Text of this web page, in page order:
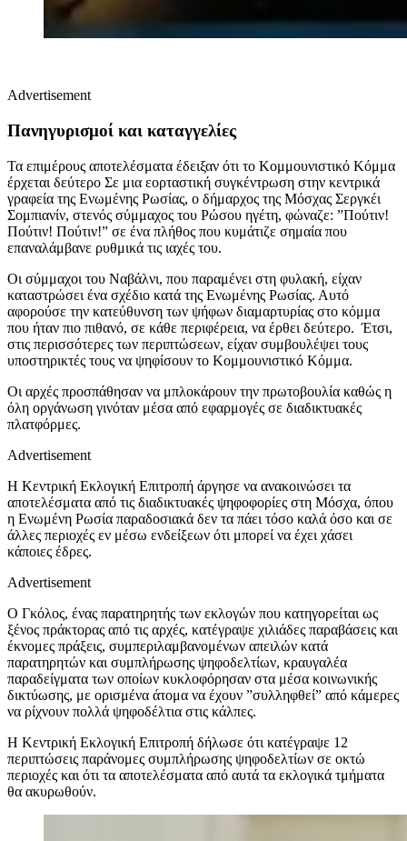
Advertisement
Πανηγυρισμοί και καταγγελίες
Τα επιμέρους αποτελέσματα έδειξαν ότι το Κομμουνιστικό Κόμμα
έρχεται δεύτερο Σε μια εορταστική συγκέντρωση στην κεντρικά
γραφεία της Ενωμένης Ρωσίας, ο δήμαρχος της Μόσχας Σεργκέι
Σομπιανίν, στενός σύμμαχος του Ρώσου ηγέτη, φώναζε: ”Πούτιν!
Πούτιν! Πούτιν!” σε ένα πλήθος που κυμάτιζε σημαία που
επαναλάμβανε ρυθμικά τις ιαχές του.
Οι σύμμαχοι του Ναβάλνι, που παραμένει στη φυλακή, είχαν
καταστρώσει ένα σχέδιο κατά της Ενωμένης Ρωσίας. Αυτό
αφορούσε την κατεύθυνση των ψήφων διαμαρτυρίας στο κόμμα
που ήταν πιο πιθανό, σε κάθε περιφέρεια, να έρθει δεύτερο. Έτσι,
στις περισσότερες των περιπτώσεων, είχαν συμβουλέψει τους
υποστηρικτές τους να ψηφίσουν το Κομμουνιστικό Κόμμα.
Οι αρχές προσπάθησαν να μπλοκάρουν την πρωτοβουλία καθώς η
όλη οργάνωση γινόταν μέσα από εφαρμογές σε διαδικτυακές
πλατφόρμες.
Advertisement
Η Κεντρική Εκλογική Επιτροπή άργησε να ανακοινώσει τα
αποτελέσματα από τις διαδικτυακές ψηφοφορίες στη Μόσχα, όπου
η Ενωμένη Ρωσία παραδοσιακά δεν τα πάει τόσο καλά όσο και σε
άλλες περιοχές εν μέσω ενδείξεων ότι μπορεί να έχει χάσει
κάποιες έδρες.
Advertisement
Ο Γκόλος, ένας παρατηρητής των εκλογών που κατηγορείται ως
ξένος πράκτορας από τις αρχές, κατέγραψε χιλιάδες παραβάσεις και
έκνομες πράξεις, συμπεριλαμβανομένων απειλών κατά
παρατηρητών και συμπλήρωσης ψηφοδελτίων, κραυγαλέα
παραδείγματα των οποίων κυκλοφόρησαν στα μέσα κοινωνικής
δικτύωσης, με ορισμένα άτομα να έχουν ”συλληφθεί” από κάμερες
να ρίχνουν πολλά ψηφοδέλτια στις κάλπες.
Η Κεντρική Εκλογική Επιτροπή δήλωσε ότι κατέγραψε 12
περιπτώσεις παράνομες συμπλήρωσης ψηφοδελτίων σε οκτώ
περιοχές και ότι τα αποτελέσματα από αυτά τα εκλογικά τμήματα
θα ακυρωθούν.